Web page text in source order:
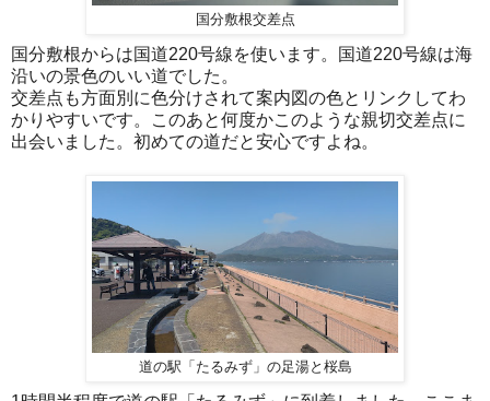
国分敷根交差点
国分敷根からは国道220号線を使います。国道220号線は海
沿いの景色のいい道でした。
交差点も方面別に色分けされて案内図の色とリンクしてわ
かりやすいです。このあと何度かこのような親切交差点に
出会いました。初めての道だと安心ですよね。
道の駅「たるみず」の足湯と桜島